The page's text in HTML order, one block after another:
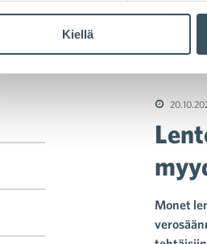
Kiellä
20 Lentokenttien
Monet